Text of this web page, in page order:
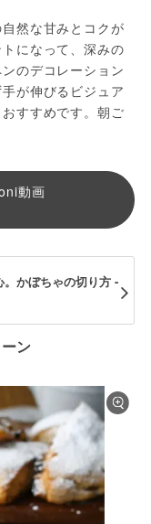
然な甘みとコクが
になって、深みの
のデコレーション
が伸びるビジュア
すすめです。朝ご
動画
。かぼちゃの切り方 -
ン